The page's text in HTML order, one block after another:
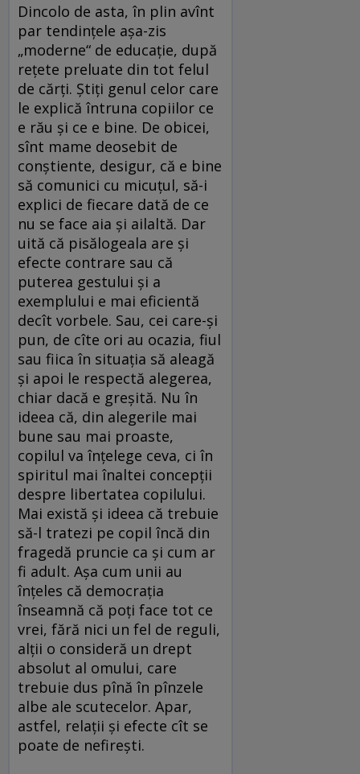
Dincolo de asta, în plin avînt
par tendinţele aşa-zis
„moderne“ de educaţie, după
reţete preluate din tot felul
de cărţi. Ştiţi genul celor care
le explică întruna copiilor ce
e rău şi ce e bine. De obicei,
sînt mame deosebit de
conştiente, desigur, că e bine
să comunici cu micuţul, să-i
explici de fiecare dată de ce
nu se face aia şi ailaltă. Dar
uită că pisălogeala are şi
efecte contrare sau că
puterea gestului şi a
exemplului e mai eficientă
decît vorbele. Sau, cei care-şi
pun, de cîte ori au ocazia, fiul
sau fiica în situaţia să aleagă
şi apoi le respectă alegerea,
chiar dacă e greşită. Nu în
ideea că, din alegerile mai
bune sau mai proaste,
copilul va înţelege ceva, ci în
spiritul mai înaltei concepţii
despre libertatea copilului.
Mai există şi ideea că trebuie
să-l tratezi pe copil încă din
fragedă pruncie ca şi cum ar
fi adult. Aşa cum unii au
înţeles că democraţia
înseamnă că poţi face tot ce
vrei, fără nici un fel de reguli,
alţii o consideră un drept
absolut al omului, care
trebuie dus pînă în pînzele
albe ale scutecelor. Apar,
astfel, relaţii şi efecte cît se
poate de nefireşti.